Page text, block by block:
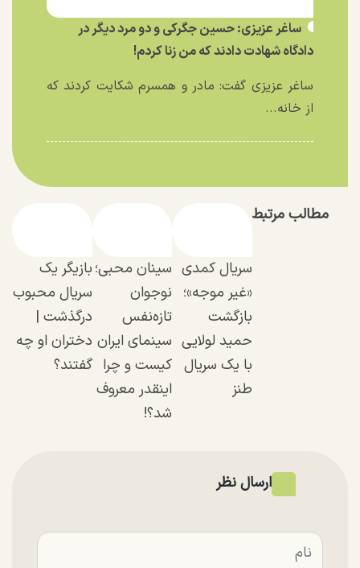
ساغر عزیزی: حسین جگرکی و دو مرد دیگر در
دادگاه شهادت دادند که من زنا کردم!
ساغر عزیزی گفت: مادر و همسرم شکایت کردند که
از خانه...
مطالب مرتبط
سریال کمدی
«غیر موجه»؛
بازگشت
حمید لولایی
با یک سریال
طنز
سینان محبی؛
نوجوان
تازه‌نفس
سینمای ایران
کیست و چرا
اینقدر معروف
شد؟!
بازیگر یک
سریال محبوب
درگذشت |
دختران او چه
گفتند؟
ارسال نظر